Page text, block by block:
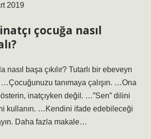
2019
çocuğa nasıl
nasıl başa çıkılır? Tutarlı bir ebeveyn
…Çocuğunuzu tanımaya çalışın. …Ona
inatçıyken değil. …”Sen” dilini
kullanın. …Kendini ifade edebileceği
Daha fazla makale…